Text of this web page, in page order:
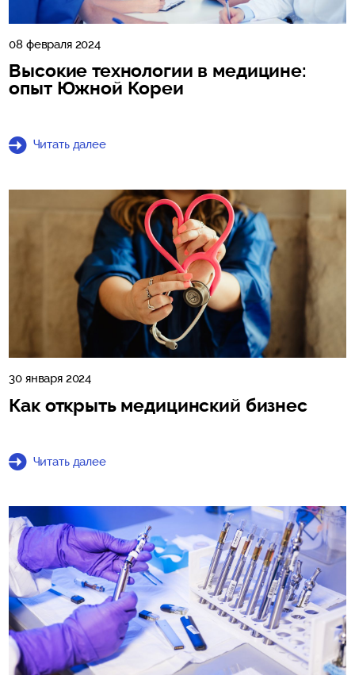
08 февраля 2024
Высокие технологии в медицине:
опыт Южной Кореи
Читать далее
30 января 2024
Как открыть медицинский бизнес
Читать далее